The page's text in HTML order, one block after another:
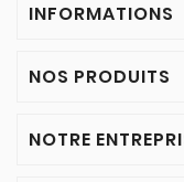
INFORMATIONS
NOS PRODUITS
NOTRE